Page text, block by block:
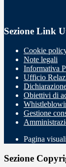
Sezione Link
Cookie
Note legali
Informativa
Ufficio
Obiettivi di
Gestione
Pagina
Sezione